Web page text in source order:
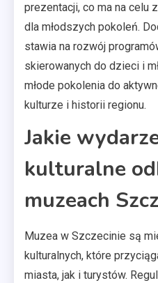
prezentacji, co ma na celu
dla młodszych pokoleń.
stawia na rozwój
skierowanych do dzieci i
młode pokolenia do
kulturze i historii regionu.
Jakie
kulturalne
muzeach
Muzea w Szczecinie są
kulturalnych, które
miasta, jak i turystów.